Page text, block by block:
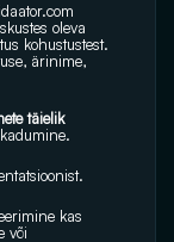
oleva
kohustustest.
ärinime,
täielik
kas
või